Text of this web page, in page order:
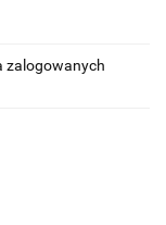
zalogowanych